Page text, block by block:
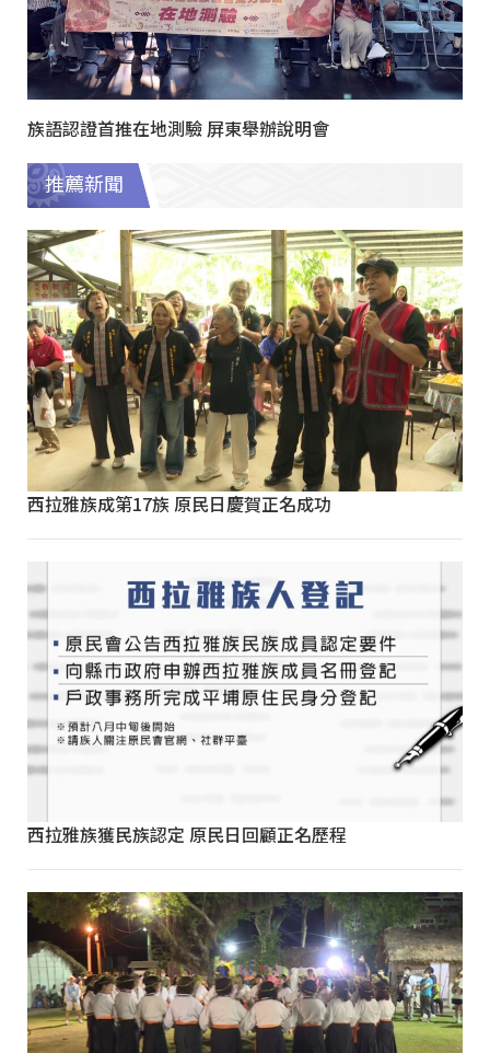
族語認證首推在地測驗 屏東舉辦說明會
推薦新聞
西拉雅族成第17族 原民日慶賀正名成功
西拉雅族獲民族認定 原民日回顧正名歷程